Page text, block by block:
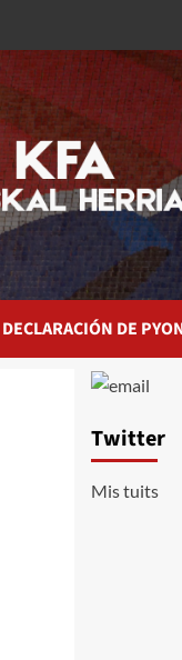
DECLARACIÓN DE
Twitter
Mis tuits